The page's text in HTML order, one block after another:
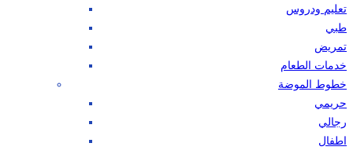
تعليم ودروس
طبي
تمريض
خدمات الطعام
خطوط الموضة
حريمي
رجالي
اطفال